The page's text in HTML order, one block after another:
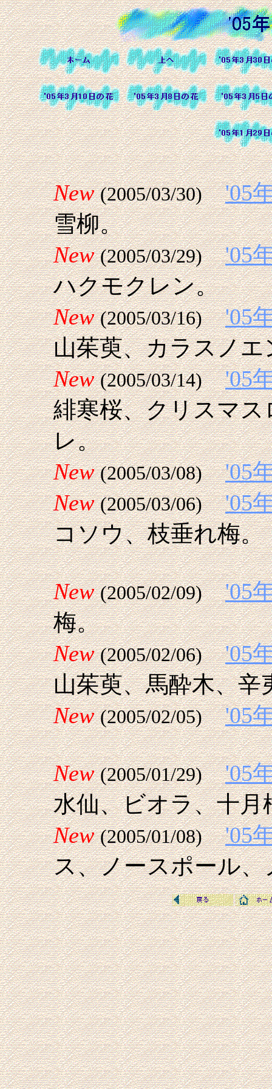
New (2005/03/30)
'05
雪柳。
New (2005/03/29)
'05
ハクモクレン。
New (2005/03/16)
'05
山茱萸、カラスノ
New (2005/03/14)
'05
緋寒桜、クリスマ
レ。
New (2005/03/08)
'05
New (2005/03/06)
'05
コソウ、枝垂れ梅。
New (2005/02/09)
'05
梅。
New (2005/02/06)
'05
山茱萸、馬酔木、辛
New (2005/02/05) '05
New (2005/01/29)
'05
水仙、ビオラ、十月
New (2005/01/08)
'05
ス、ノースポール